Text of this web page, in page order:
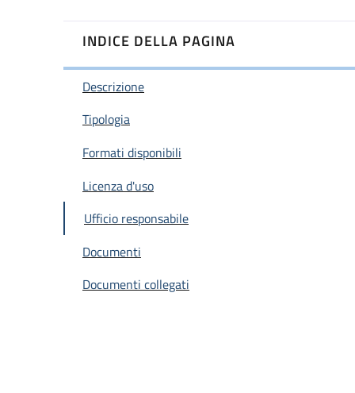
INDICE DELLA PAGINA
Descrizione
Tipologia
Formati disponibili
Licenza d'uso
Ufficio responsabile
Documenti
Documenti collegati